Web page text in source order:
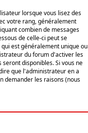
lorsque vous lisez des
votre rang, généralement
combien de messages
de celle-ci peut se
est généralement unique ou
du forum d'activer les
disponibles. Si vous ne
que l'administrateur en a
demander les raisons (nous